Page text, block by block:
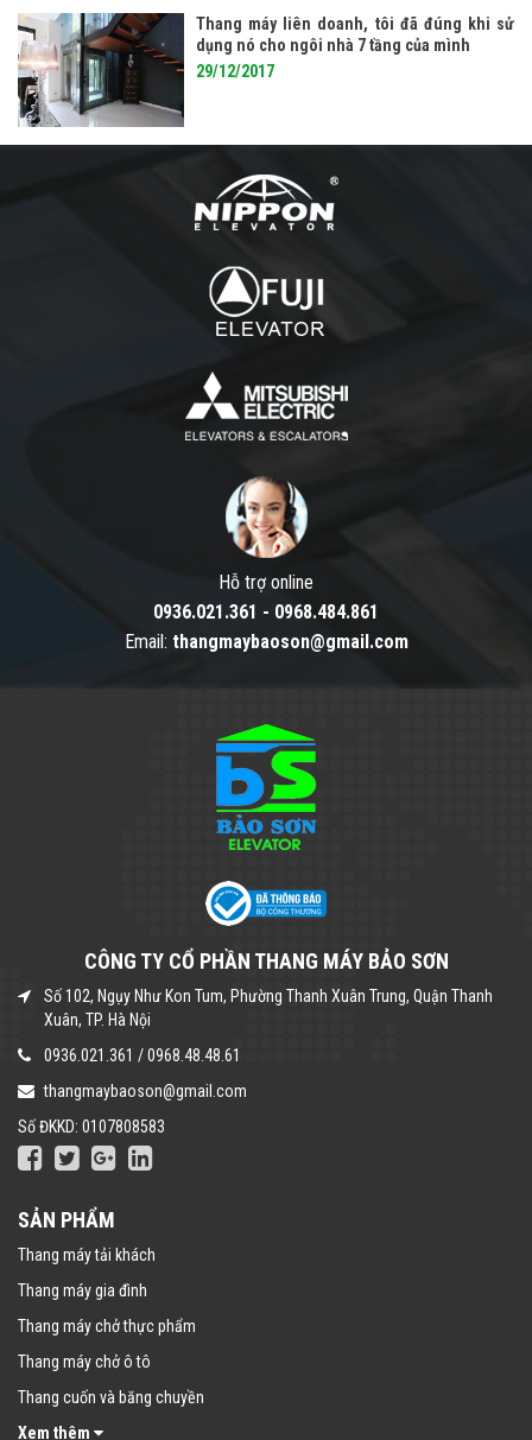
Thang máy liên doanh, tôi đã đúng khi sử
dụng nó cho ngôi nhà 7 tầng của mình
29/12/2017
Hỗ trợ online
0936.021.361 - 0968.484.861
Email: thangmaybaoson@gmail.com
CÔNG TY CỔ PHẦN THANG MÁY BẢO SƠN
Số 102, Ngụy Như Kon Tum, Phường Thanh Xuân Trung, Quận Thanh
Xuân, TP. Hà Nội
0936.021.361 /0968.48.48.61
thangmaybaoson@gmail.com
Số ĐKKD: 0107808583
SẢN PHẨM
Thang máy tải khách
Thang máy gia đình
Thang máy chở thực phẩm
Thang máy chở ô tô
Thang cuốn và băng chuyền
Xem thêm